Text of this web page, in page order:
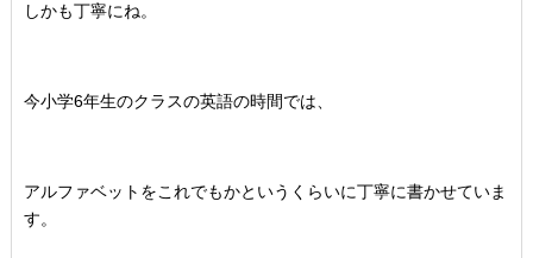
しかも丁寧にね。
今小学6年生のクラスの英語の時間では、
アルファベットをこれでもかというくらいに丁寧に書かせていま
す。